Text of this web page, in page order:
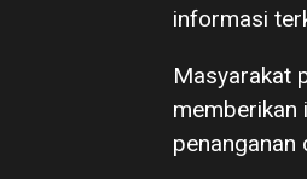
informasi
Masyarakat
memberikan
penanganan